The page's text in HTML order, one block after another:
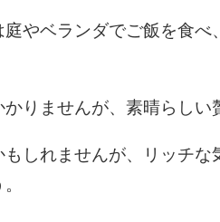
やベランダでご飯を食
りませんが、素晴らしい
しれませんが、リッチ